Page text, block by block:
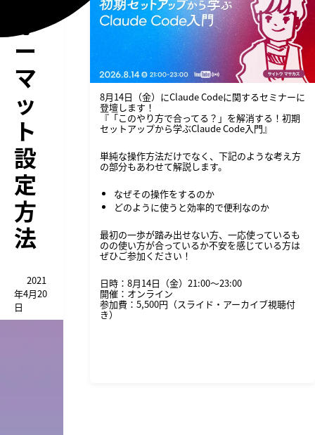
ォ
ー
マ
ッ
ト
設
定
方
法
2021
年4月20
日
8月14日（金）にClaude Codeに関するセミナーに
登壇します！
『「このやり方で合ってる？」を解消する！初期
セットアップから学ぶClaude Code入門』
単純な操作方法だけでなく、下記のような考え方
の部分もあわせて解説します。
なぜその操作をするのか
どのように使うと効率的で便利なのか
最初の一歩が踏み出せない方、一応使っているも
のの使い方が合っているか不安を感じている方は
ぜひご参加ください！
日時：8月14日（金）21:00〜23:00
開催：オンライン
参加費：5,500円（スライド・アーカイブ視聴付
き）